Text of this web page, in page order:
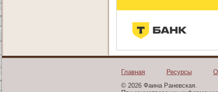
Главная Ресурсы
© 2026 Фаина Раневская.